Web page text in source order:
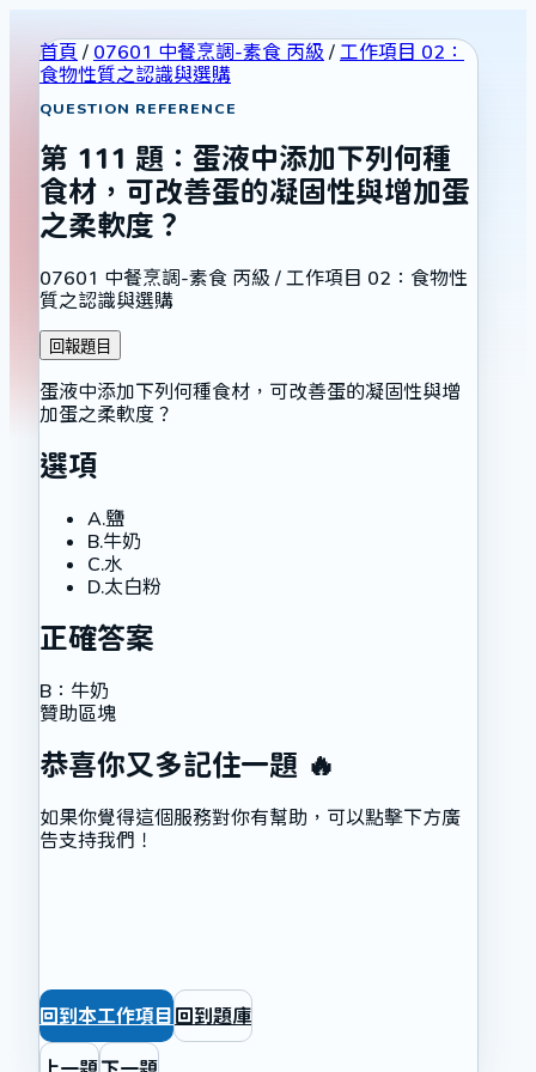
首頁 / 07601 中餐烹調-素食 丙級 / 工作項目 02：
食物性質之認識與選購
QUESTION REFERENCE
第 111 題： 蛋液中添加下列何種
食材，可改善蛋的凝固性與增加蛋
之柔軟度？
07601 中餐烹調-素食 丙級 / 工作項目 02：食物性
質之認識與選購
回報題目
蛋液中添加下列何種食材，可改善蛋的凝固性與增
加蛋之柔軟度？
選項
A.鹽
B.牛奶
C.水
D.太白粉
正確答案
B ： 牛奶
贊助區塊
恭喜你又多記住一題 🔥
如果你覺得這個服務對你有幫助，可以點擊下方廣
告支持我們！
回到本工作項目 回到題庫